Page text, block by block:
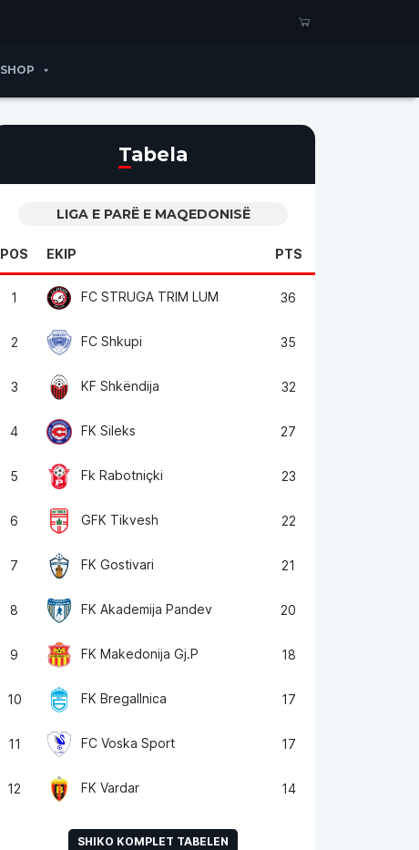
SHOP
Tabela
LIGA E PARË E MAQEDONISË
POS EKIP PTS
1 FC STRUGA TRIM LUM 36
2 FC Shkupi 35
3 KF Shkëndija 32
4 FK Sileks 27
5 Fk Rabotniçki 23
6 GFK Tikvesh 22
7 FK Gostivari 21
8 FK Akademija Pandev 20
9 FK Makedonija Gj.P 18
10 FK Bregallnica 17
11 FC Voska Sport 17
12 FK Vardar 14
SHIKO KOMPLET TABELEN